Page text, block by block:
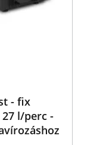
- fix
l/perc -